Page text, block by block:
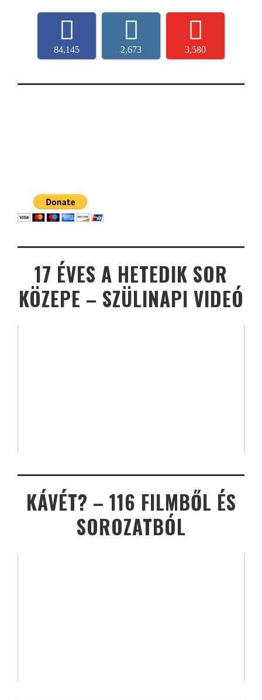
84,145 2,673 3,580
17 ÉVES A HETEDIK SOR
KÖZEPE – SZÜLINAPI VIDEÓ
KÁVÉT? – 116 FILMBŐL ÉS
SOROZATBÓL